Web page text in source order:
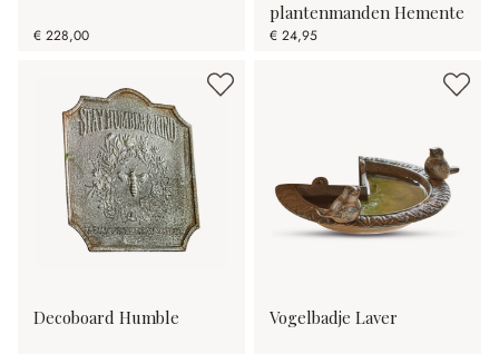
€ 228,00
plantenmanden Hemente
€ 24,95
Decoboard Humble Vogelbadje Laver